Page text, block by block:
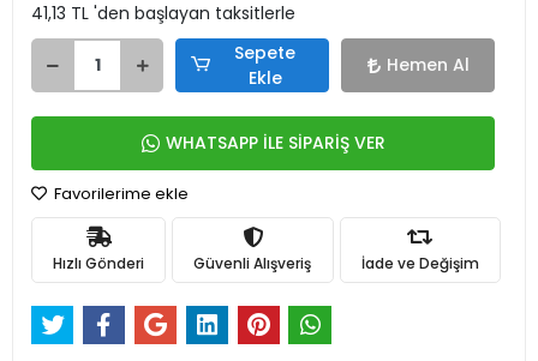
41,13 TL 'den başlayan taksitlerle
Sepete
Ekle
Hemen Al
WHATSAPP İLE SİPARİŞ VER
Favorilerime ekle
Hızlı Gönderi Güvenli Alışveriş İade ve Değişim